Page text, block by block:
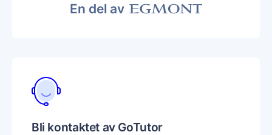
En del av
Bli kontaktet av GoTutor